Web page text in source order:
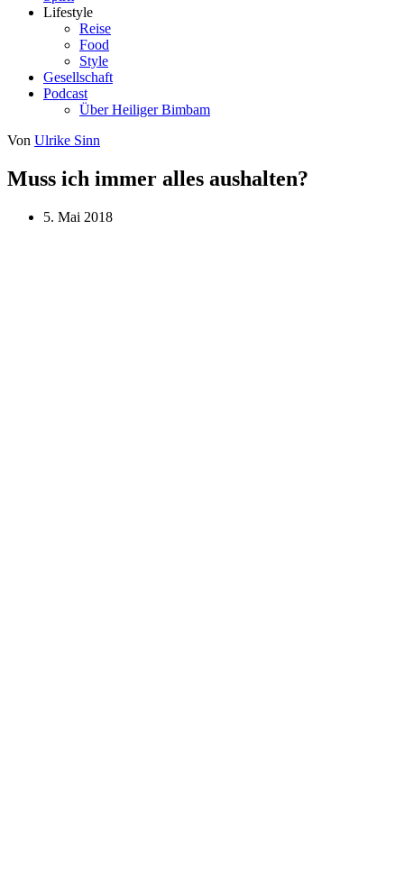
Lifestyle
Reise
Food
Style
Gesellschaft
Podcast
Über Heiliger Bimbam
Von Ulrike Sinn
Muss ich immer alles aushalten?
5. Mai 2018